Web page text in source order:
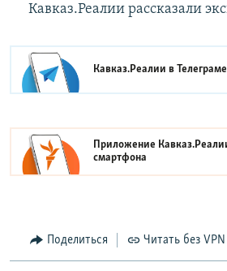
Кавказ.Реалии рассказали
Кавказ.Реалии вТелеграме
Приложение
смартфона
Поделиться Читать без VPN